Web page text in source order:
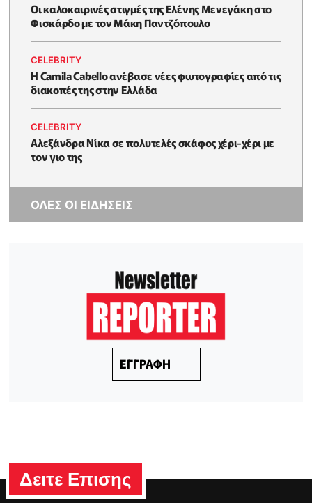
Oι καλοκαιρινές στιγμές της Ελένης Μενεγάκη στο
Φισκάρδο με τον Μάκη Παντζόπουλο
CELEBRITY
Η Camila Cabello ανέβασε νέες φωτογραφίες από τις
διακοπές της στην Ελλάδα
CELEBRITY
Αλεξάνδρα Νίκα σε πολυτελές σκάφος χέρι-χέρι με
τον γιο της
ΟΛΕΣ ΟΙ ΕΙΔΗΣΕΙΣ
ΕΓΓΡΑΦΗ
Δειτε Επισης